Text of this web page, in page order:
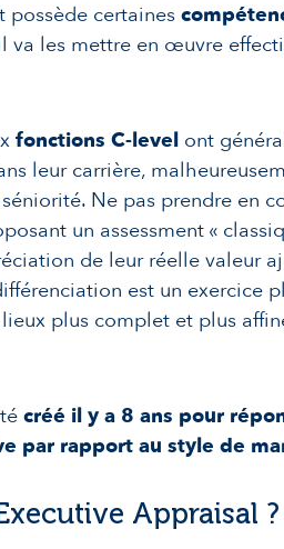
possède certaines
va les mettre en œuvre
fonctions C-level ont
leur carrière,
Ne pas prendre en
un assessment «
de leur réelle valeur
est un exercice
plus complet et plus
créé il y a 8 ans pour
par rapport au style de
Appraisal ?